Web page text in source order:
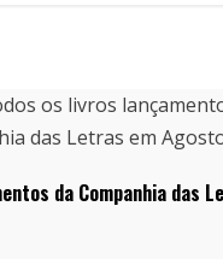
da Companhia das